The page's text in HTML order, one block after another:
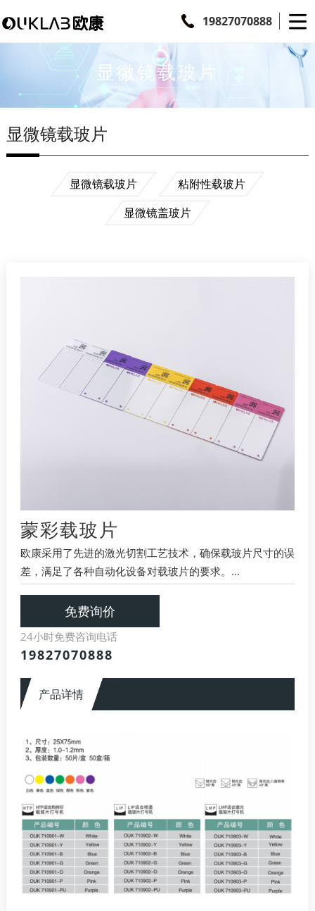
19827070888
显微镜载玻片
显微镜载玻片
显微镜载玻片
粘附性载玻片
显微镜盖玻片
蒙彩载玻片
欧康采用了先进的激光切割工艺技术，确保载玻片尺寸的误
差，满足了各种自动化设备对载玻片的要求。...
免费询价
24小时免费咨询电话
19827070888
产品详情